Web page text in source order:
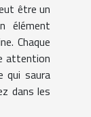
être un
élément
Chaque
attention
qui saura
dans les